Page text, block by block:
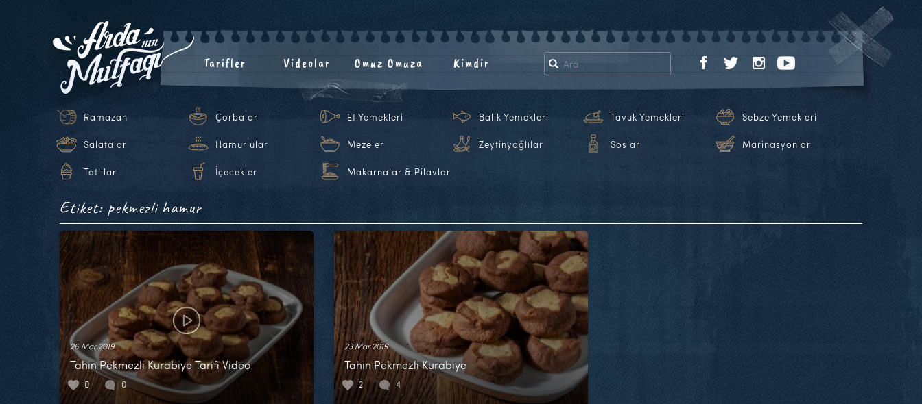
Tarifler Videolar Omuz Omuza Kimdir
Ramazan Çorbalar Et Yemekleri Balık Yemekleri Tavuk Yemekleri Sebze Yemekleri
Salatalar Hamurlular Mezeler Zeytinyağlılar Soslar Marinasyonlar
Tatlılar İçecekler Makarnalar & Pilavlar
Etiket: pekmezli hamur
26 Mar 2019
Tahin Pekmezli Kurabiye Tarifi Video
0 0
23 Mar 2019
Tahin Pekmezli Kurabiye
2 4